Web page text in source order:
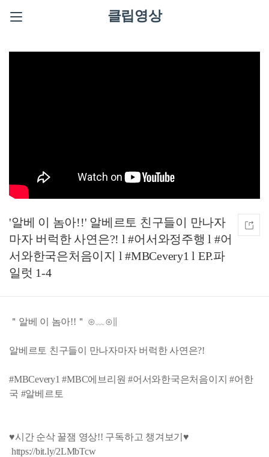
클립영상
'알베 이 놈아!!' 알베르토 친구들이 만나자
마자 버럭한 사연은?! l #어서와정주행​ l #어
서와한국은처음이지​ l #MBCevery1 l EP.파
일럿 1-4
＂알베 이 놈아!!＂ ⊙﹏⊙∥
알베르토 친구들이 만나자마자 버럭한 사연은?!
#MBCevery1 #MBC에브리원 #어서와한국은처음이지 #어한
국 #알베르토
♥시간 순삭 꿀잼 영상!! 구독하고 챙겨보기♥
https://bit.ly/2LMbTcw​